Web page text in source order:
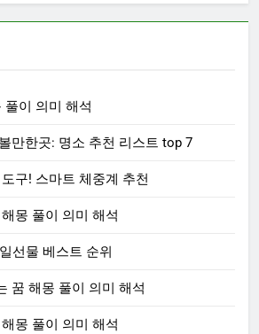
풀이 의미 해석
만한곳: 명소 추천 리스트 top 7
구! 스마트 체중계 추천
몽 풀이 의미 해석
선물 베스트 순위
꿈 해몽 풀이 의미 해석
몽 풀이 의미 해석